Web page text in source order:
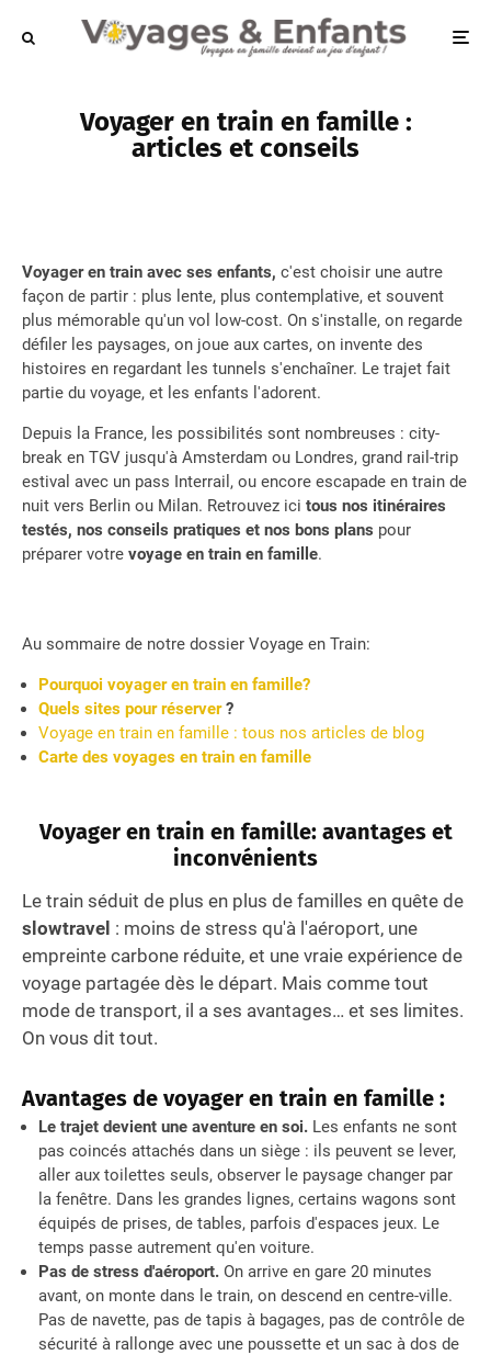
Voyager en train en famille :
articles et conseils
Voyager en train avec ses enfants, c'est choisir une autre
façon de partir : plus lente, plus contemplative, et souvent
plus mémorable qu'un vol low-cost. On s'installe, on regarde
défiler les paysages, on joue aux cartes, on invente des
histoires en regardant les tunnels s'enchaîner. Le trajet fait
partie du voyage, et les enfants l'adorent.
Depuis la France, les possibilités sont nombreuses : city-
break en TGV jusqu'à Amsterdam ou Londres, grand rail-trip
estival avec un pass Interrail, ou encore escapade en train de
nuit vers Berlin ou Milan. Retrouvez ici tous nos itinéraires
testés, nos conseils pratiques et nos bons plans pour
préparer votre voyage en train en famille.
Au sommaire de notre dossier Voyage en Train:
Pourquoi voyager en train en famille?
Quels sites pour réserver?
Voyage en train en famille : tous nos articles de blog
Carte des voyages en train en famille
Voyager en train en famille: avantages et
inconvénients
Le train séduit de plus en plus de familles en quête de
slowtravel : moins de stress qu'à l'aéroport, une
empreinte carbone réduite, et une vraie expérience de
voyage partagée dès le départ. Mais comme tout
mode de transport, il a ses avantages… et ses limites.
On vous dit tout.
Avantages de voyager en train en famille :
Le trajet devient une aventure en soi. Les enfants ne sont
pas coincés attachés dans un siège : ils peuvent se lever,
aller aux toilettes seuls, observer le paysage changer par
la fenêtre. Dans les grandes lignes, certains wagons sont
équipés de prises, de tables, parfois d'espaces jeux. Le
temps passe autrement qu'en voiture.
Pas de stress d'aéroport. On arrive en gare 20 minutes
avant, on monte dans le train, on descend en centre-ville.
Pas de navette, pas de tapis à bagages, pas de contrôle de
sécurité à rallonge avec une poussette et un sac à dos de